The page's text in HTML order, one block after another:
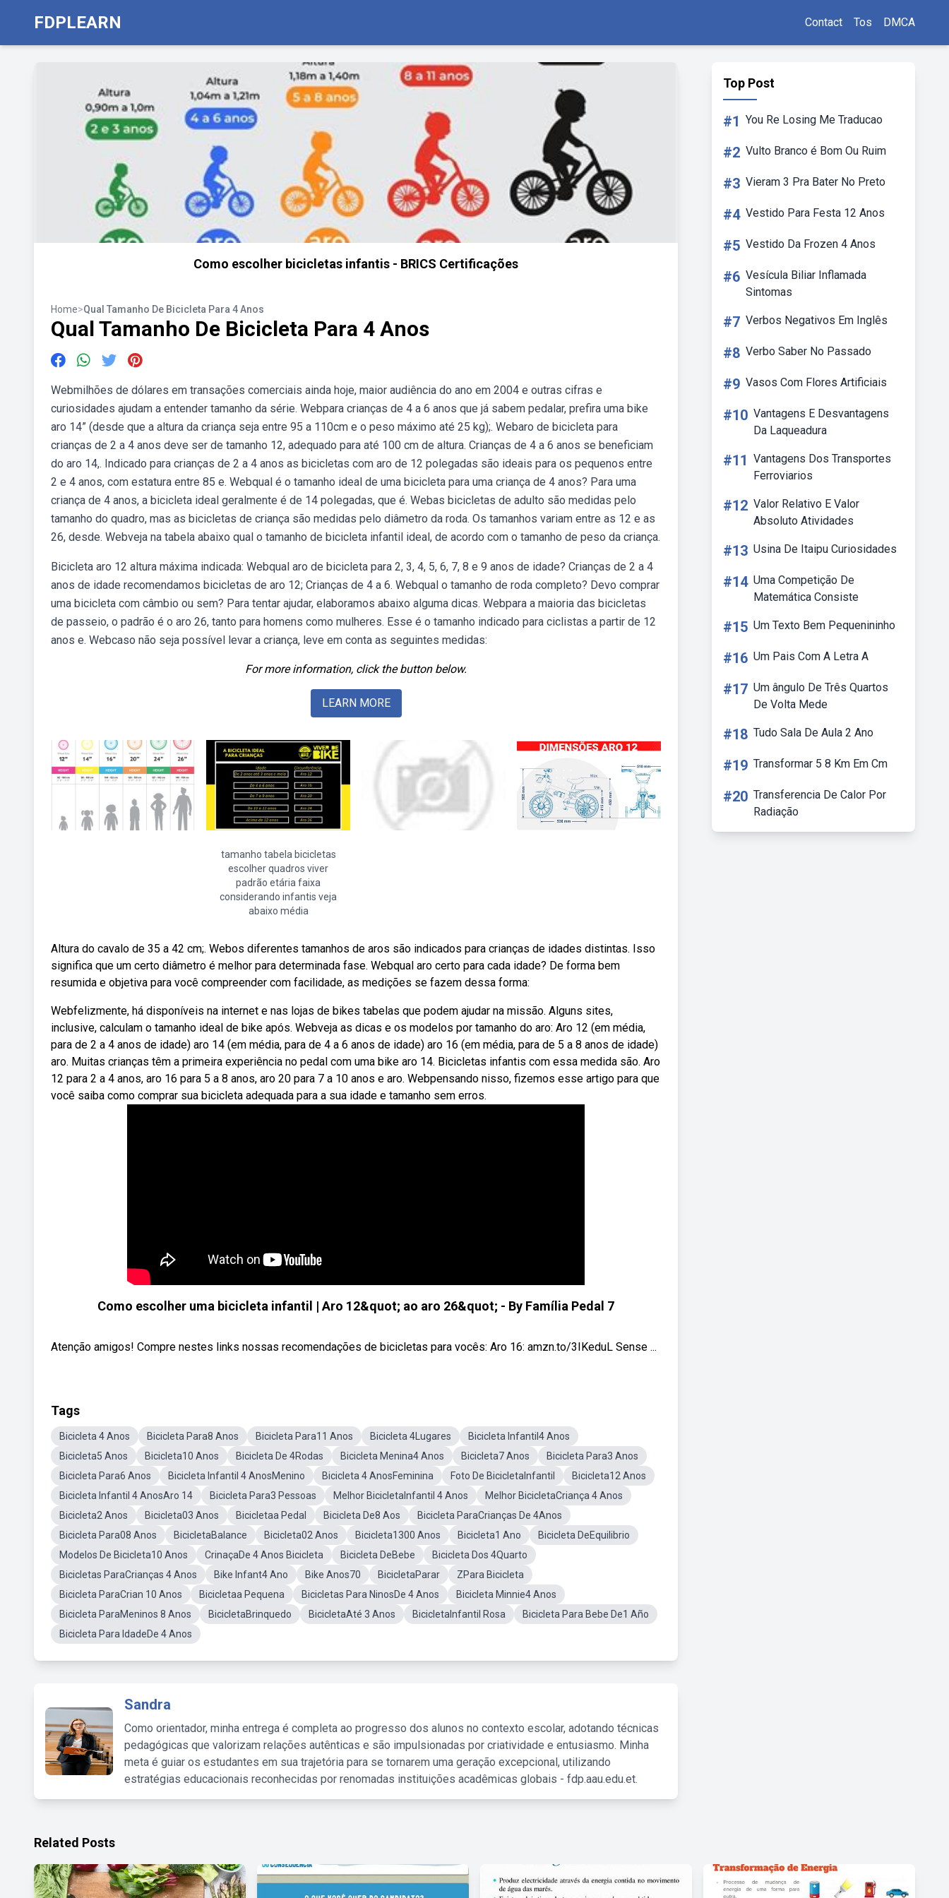
FDPLEARN Contact Tos DMCA
Como escolher bicicletas infantis - BRICS Certificações
Home>Qual Tamanho De Bicicleta Para 4 Anos
Qual Tamanho De Bicicleta Para 4 Anos
Webmilhões de dólares em transações comerciais ainda hoje, maior audiência do ano em 2004 e outras cifras e
curiosidades ajudam a entender tamanho da série. Webpara crianças de 4 a 6 anos que já sabem pedalar, prefira uma bike
aro 14” (desde que a altura da criança seja entre 95 a 110cm e o peso máximo até 25 kg);. Webaro de bicicleta para
crianças de 2 a 4 anos deve ser de tamanho 12, adequado para até 100 cm de altura. Crianças de 4 a 6 anos se beneficiam
do aro 14,. Indicado para crianças de 2 a 4 anos as bicicletas com aro de 12 polegadas são ideais para os pequenos entre
2 e 4 anos, com estatura entre 85 e. Webqual é o tamanho ideal de uma bicicleta para uma criança de 4 anos? Para uma
criança de 4 anos, a bicicleta ideal geralmente é de 14 polegadas, que é. Webas bicicletas de adulto são medidas pelo
tamanho do quadro, mas as bicicletas de criança são medidas pelo diâmetro da roda. Os tamanhos variam entre as 12 e as
26, desde. Webveja na tabela abaixo qual o tamanho de bicicleta infantil ideal, de acordo com o tamanho de peso da criança.
Bicicleta aro 12 altura máxima indicada: Webqual aro de bicicleta para 2, 3, 4, 5, 6, 7, 8 e 9 anos de idade? Crianças de 2 a 4
anos de idade recomendamos bicicletas de aro 12; Crianças de 4 a 6. Webqual o tamanho de roda completo? Devo comprar
uma bicicleta com câmbio ou sem? Para tentar ajudar, elaboramos abaixo alguma dicas. Webpara a maioria das bicicletas
de passeio, o padrão é o aro 26, tanto para homens como mulheres. Esse é o tamanho indicado para ciclistas a partir de 12
anos e. Webcaso não seja possível levar a criança, leve em conta as seguintes medidas:
For more information, click the button below.
LEARN MORE
tamanho tabela bicicletas
escolher quadros viver
padrão etária faixa
considerando infantis veja
abaixo média
Altura do cavalo de 35 a 42 cm;. Webos diferentes tamanhos de aros são indicados para crianças de idades distintas. Isso
significa que um certo diâmetro é melhor para determinada fase. Webqual aro certo para cada idade? De forma bem
resumida e objetiva para você compreender com facilidade, as medições se fazem dessa forma:
Webfelizmente, há disponíveis na internet e nas lojas de bikes tabelas que podem ajudar na missão. Alguns sites,
inclusive, calculam o tamanho ideal de bike após. Webveja as dicas e os modelos por tamanho do aro: Aro 12 (em média,
para de 2 a 4 anos de idade) aro 14 (em média, para de 4 a 6 anos de idade) aro 16 (em média, para de 5 a 8 anos de idade)
aro. Muitas crianças têm a primeira experiência no pedal com uma bike aro 14. Bicicletas infantis com essa medida são. Aro
12 para 2 a 4 anos, aro 16 para 5 a 8 anos, aro 20 para 7 a 10 anos e aro. Webpensando nisso, fizemos esse artigo para que
você saiba como comprar sua bicicleta adequada para a sua idade e tamanho sem erros.
Como escolher uma bicicleta infantil | Aro 12&quot; ao aro 26&quot; - By Família Pedal 7
Atenção amigos! Compre nestes links nossas recomendações de bicicletas para vocês: Aro 16: amzn.to/3IKeduL Sense ...
Tags
Bicicleta 4 Anos Bicicleta Para8 Anos Bicicleta Para11 Anos Bicicleta 4Lugares
Bicicleta Infantil4 Anos
Bicicleta5 Anos
Bicicleta10 Anos Bicicleta De 4Rodas Bicicleta Menina4 Anos Bicicleta7 Anos
Bicicleta Para3 Anos
Bicicleta Para6 Anos
Bicicleta Infantil 4 AnosMenino Bicicleta 4 AnosFeminina Foto De BicicletaInfantil
Bicicleta12 Anos
Bicicleta Infantil 4 AnosAro 14
Bicicleta Para3 Pessoas Melhor BicicletaInfantil 4 Anos
Melhor BicicletaCriança 4 Anos
Bicicleta2 Anos
Bicicleta03 Anos Bicicletaa Pedal Bicicleta De8 Aos
Bicicleta ParaCrianças De 4Anos
Bicicleta Para08 Anos
BicicletaBalance Bicicleta02 Anos Bicicleta1300 Anos Bicicleta1 Ano
Bicicleta DeEquilibrio
Modelos De Bicicleta10 Anos
CrinaçaDe 4 Anos Bicicleta Bicicleta DeBebe
Bicicleta Dos 4Quarto
Bicicletas ParaCrianças 4 Anos
Bike Infant4 Ano Bike Anos70 BicicletaParar
ZPara Bicicleta
Bicicleta ParaCrian 10 Anos
Bicicletaa Pequena Bicicletas Para NinosDe 4 Anos
Bicicleta Minnie4 Anos
Bicicleta ParaMeninos 8 Anos
BicicletaBrinquedo BicicletaAté 3 Anos BicicletaInfantil Rosa
Bicicleta Para Bebe De1 Año
Bicicleta Para IdadeDe 4 Anos
Sandra
Como orientador, minha entrega é completa ao progresso dos alunos no contexto escolar, adotando técnicas
pedagógicas que valorizam relações autênticas e são impulsionadas por criatividade e entusiasmo. Minha
meta é guiar os estudantes em sua trajetória para se tornarem uma geração excepcional, utilizando
estratégias educacionais reconhecidas por renomadas instituições acadêmicas globais - fdp.aau.edu.et.
Top Post
#1 You Re Losing Me Traducao
#2 Vulto Branco é Bom Ou Ruim
#3 Vieram 3 Pra Bater No Preto
#4 Vestido Para Festa 12 Anos
#5 Vestido Da Frozen 4 Anos
#6 Vesícula Biliar Inflamada
Sintomas
#7 Verbos Negativos Em Inglês
#8 Verbo Saber No Passado
#9 Vasos Com Flores Artificiais
#10 Vantagens E Desvantagens
Da Laqueadura
#11 Vantagens Dos Transportes
Ferroviarios
#12 Valor Relativo E Valor
Absoluto Atividades
#13 Usina De Itaipu Curiosidades
#14 Uma Competição De
Matemática Consiste
#15 Um Texto Bem Pequenininho
#16 Um Pais Com A Letra A
#17 Um ângulo De Três Quartos
De Volta Mede
#18 Tudo Sala De Aula 2 Ano
#19 Transformar 5 8 Km Em Cm
#20 Transferencia De Calor Por
Radiação
Related Posts